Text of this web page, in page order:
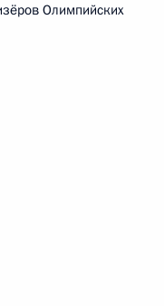
Олимпийских